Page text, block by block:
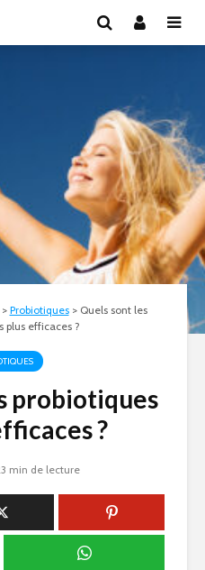
> Probiotiques> Quels sont les
plus efficaces ?
probiotiques
?
min de lecture